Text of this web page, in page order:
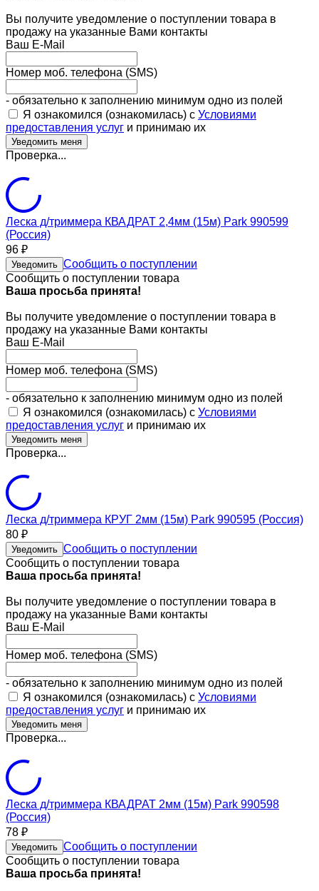
Вы получите уведомление о поступлении товара в
продажу на указанные Вами контакты
Ваш E-Mail
Номер моб. телефона (SMS)
- обязательно к заполнению минимум одно из полей
Я ознакомился (ознакомилась) с Условиями
предоставления услуг и принимаю их
Проверка...
Леска д/триммера КВАДРАТ 2,4мм (15м) Park 990599
(Россия)
96 ₽
Уведомить Сообщить о поступлении
Сообщить о поступлении товара
Ваша просьба принята!
Вы получите уведомление о поступлении товара в
продажу на указанные Вами контакты
Ваш E-Mail
Номер моб. телефона (SMS)
- обязательно к заполнению минимум одно из полей
Я ознакомился (ознакомилась) с Условиями
предоставления услуг и принимаю их
Проверка...
Леска д/триммера КРУГ 2мм (15м) Park 990595 (Россия)
80 ₽
Уведомить Сообщить о поступлении
Сообщить о поступлении товара
Ваша просьба принята!
Вы получите уведомление о поступлении товара в
продажу на указанные Вами контакты
Ваш E-Mail
Номер моб. телефона (SMS)
- обязательно к заполнению минимум одно из полей
Я ознакомился (ознакомилась) с Условиями
предоставления услуг и принимаю их
Проверка...
Леска д/триммера КВАДРАТ 2мм (15м) Park 990598
(Россия)
78 ₽
Уведомить Сообщить о поступлении
Сообщить о поступлении товара
Ваша просьба принята!